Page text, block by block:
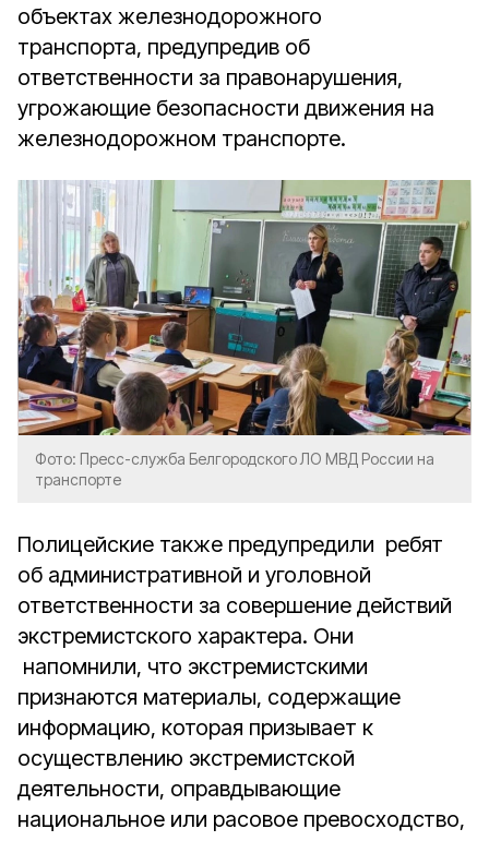
объектах железнодорожного
транспорта, предупредив об
ответственности за правонарушения,
угрожающие безопасности движения на
железнодорожном транспорте.
Фото: Пресс-служба Белгородского ЛО МВД России на
транспорте
Полицейские также предупредили ребят
об административной и уголовной
ответственности за совершение действий
экстремистского характера. Они
напомнили, что экстремистскими
признаются материалы, содержащие
информацию, которая призывает к
осуществлению экстремистской
деятельности, оправдывающие
национальное или расовое превосходство,